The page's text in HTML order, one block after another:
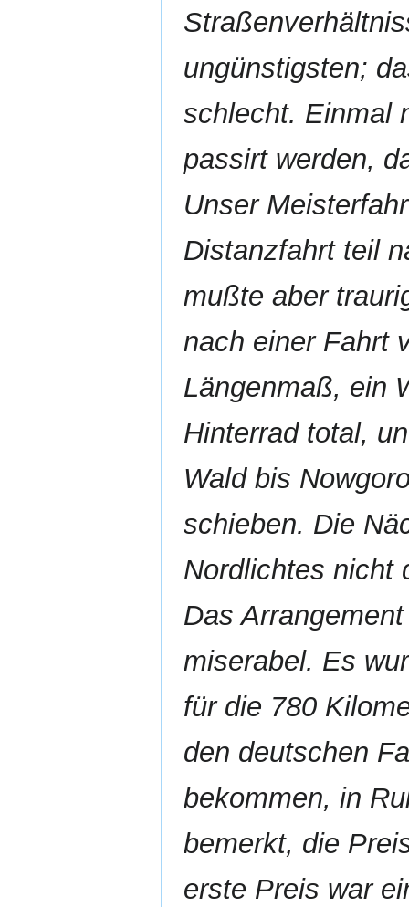
ungünstigsten;
schlecht. Einmal
passirt werden,
Unser
Distanzfahrt teil
mußte aber
nach einer Fahrt
Längenmaß, ein
Hinterrad total,
Wald bis
schieben. Die
Nordlichtes nicht
Das
miserabel. Es
für die 780
den deutschen
bekommen, in
bemerkt, die
erste Preis war